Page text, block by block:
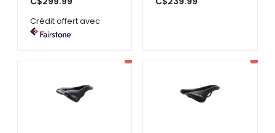
Crédit offert avec